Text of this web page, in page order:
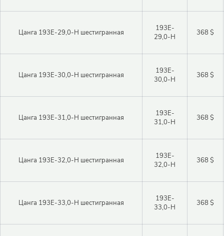
Цанга 193E-29,0-H шестигранная
193E-
29,0-H
368 $
Цанга 193E-30,0-H шестигранная
193E-
30,0-H
368 $
Цанга 193E-31,0-H шестигранная
193E-
31,0-H
368 $
Цанга 193E-32,0-H шестигранная
193E-
32,0-H
368 $
Цанга 193E-33,0-H шестигранная
193E-
33,0-H
368 $